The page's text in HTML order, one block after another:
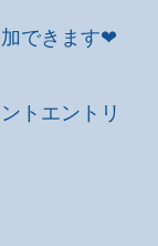
できます❤
トエントリ